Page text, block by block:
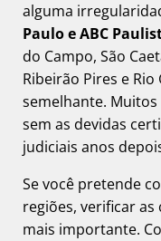
alguma
Paulo e ABC
do Campo, São
Ribeirão Pires e
semelhante.
sem as devidas
judiciais anos
Se você pretende
regiões, verificar
mais importante.